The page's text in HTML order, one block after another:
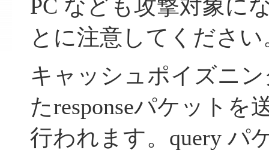
PC なども攻撃対象に
とに注意してください
キャッシュポイズニ
たresponseパケットを
行われます。query パ